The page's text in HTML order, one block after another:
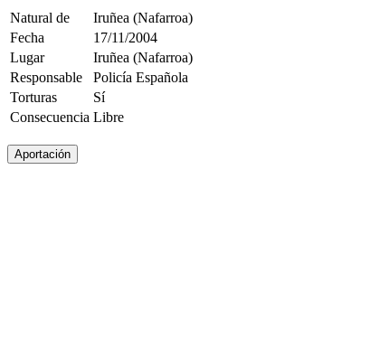
Natural de
Iruñea (Nafarroa)
Fecha
17/11/2004
Lugar
Iruñea (Nafarroa)
Responsable
Policía Española
Torturas
Sí
Consecuencia Libre